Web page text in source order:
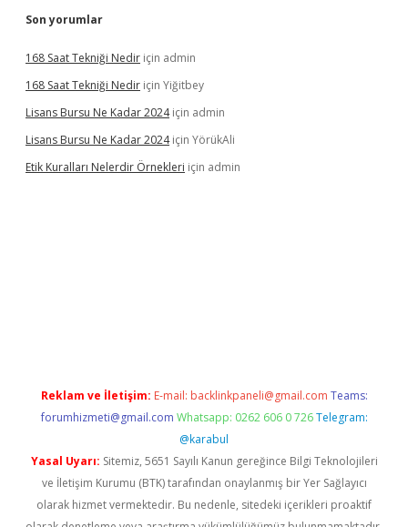
Son yorumlar
168 Saat Tekniği Nedir için admin
168 Saat Tekniği Nedir için Yiğitbey
Lisans Bursu Ne Kadar 2024için admin
Lisans Bursu Ne Kadar 2024için YörükAli
Etik Kuralları Nelerdir Örnekleri için admin
Reklam ve İletişim: E-mail: backlinkpaneli@gmail.com Teams:
forumhizmeti@gmail.com Whatsapp: 0262 606 0 726 Telegram:
@karabul
Yasal Uyarı: Sitemiz, 5651 Sayılı Kanun gereğince Bilgi Teknolojileri
ve İletişim Kurumu (BTK) tarafından onaylanmış bir Yer Sağlayıcı
olarak hizmet vermektedir. Bu nedenle, sitedeki içerikleri proaktif